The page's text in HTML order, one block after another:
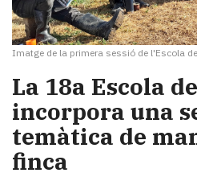
Imatge de la primera sessió de l'Escola
La 18a Escola
incorpora una
temàtica de
finca